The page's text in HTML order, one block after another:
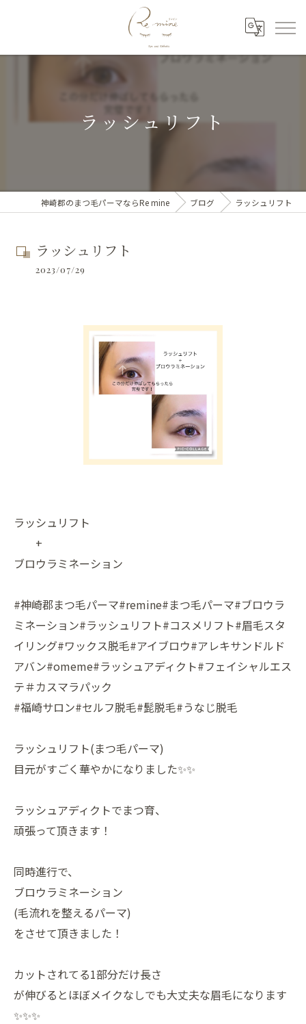
ラッシュリフト
神崎郡のまつ毛パーマならRe mine ブログ ラッシュリフト
ラッシュリフト
2023/07/29
ラッシュリフト
+
ブロウラミネーション
#神崎郡まつ毛パーマ#remine#まつ毛パーマ#ブロウラ
ミネーション#ラッシュリフト#コスメリフト#眉毛スタ
イリング#ワックス脱毛#アイブロウ#アレキサンドルド
アバン#omeme#ラッシュアディクト#フェイシャルエス
テ＃カスマラパック
#福崎サロン#セルフ脱毛#髭脱毛#うなじ脱毛
ラッシュリフト(まつ毛パーマ)
目元がすごく華やかになりました✨✨
ラッシュアディクトでまつ育、
頑張って頂きます！
同時進行で、
ブロウラミネーション
(毛流れを整えるパーマ)
をさせて頂きました！
カットされてる1部分だけ長さ
が伸びるとほぼメイクなしでも大丈夫な眉毛になります
✨✨✨